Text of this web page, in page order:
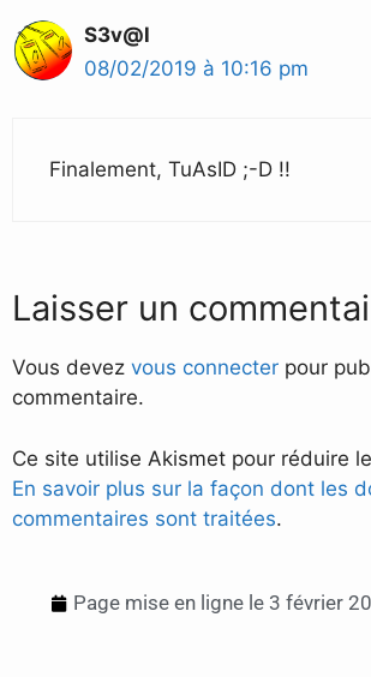
S3v@l
08/02/2019 à 10:16 pm
Finalement, TuAsID ;-D !!
Laisser un
Vous devez vous connecter pour
commentaire.
Ce site utilise Akismet pour réduire
En savoir plus sur la façon dont les
commentaires sont traitées.
Page mise en ligne le 3 février